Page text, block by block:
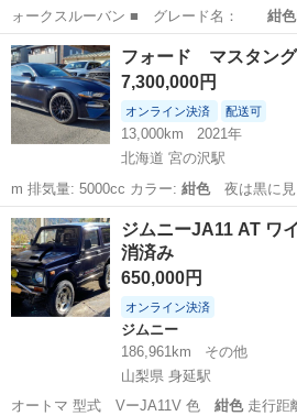
ォークスルーバン ■ グレード名： 紺色
ークスルー 外品…
岡山 岡山市
フォード マスタン
7,300,000円
オンライン決済 配送可
13,000km
2021年
北海道 宮の沢駅
m 排気量: 5000cc カラー: 紺色夜は黒に見
北海道 札幌市
ジムニーJA11 AT ワイルドウィンド 一時抹
消済み
650,000円
オンライン決済
ジムニー
186,961km
その他
山梨県 身延駅
オートマ 型式 VーJA11V 色 紺色